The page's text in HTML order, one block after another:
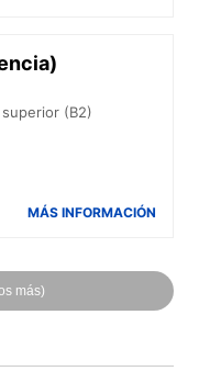
(B2)
MÁS INFORMACIÓN
más)